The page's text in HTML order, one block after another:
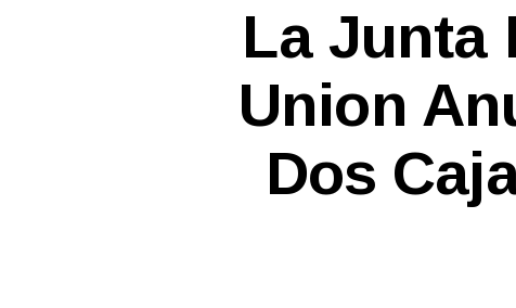
CategoriesLa Junta
Union
Dos